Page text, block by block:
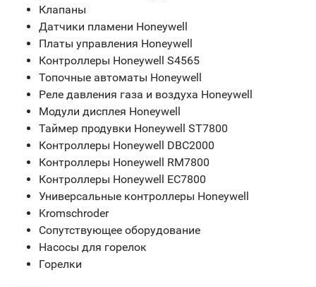
Клапаны
Датчики пламени Honeywell
Платы управления Honeywell
Контроллеры Honeywell S4565
Топочные автоматы Honeywell
Реле давления газа и воздуха Honeywell
Модули дисплея Honeywell
Таймер продувки Honeywell ST7800
Контроллеры Honeywell DBC2000
Контроллеры Honeywell RM7800
Контроллеры Honeywell EC7800
Универсальные контроллеры Honeywell
Kromschroder
Сопутствующее оборудование
Насосы для горелок
Горелки